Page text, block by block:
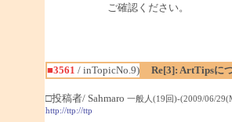
ご確認ください。
■3561 / inTopicNo.9) Re[3]: ArtTipsに
□投稿者/ Sahmaro 一般人(19回)-(2009/06/
http://ttp://ttp